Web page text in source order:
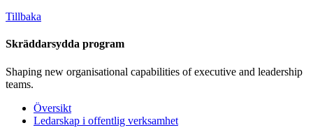
Tillbaka
Skräddarsydda program
Shaping new organisational capabilities of executive and leadership
teams.
Översikt
Ledarskap i offentlig verksamhet